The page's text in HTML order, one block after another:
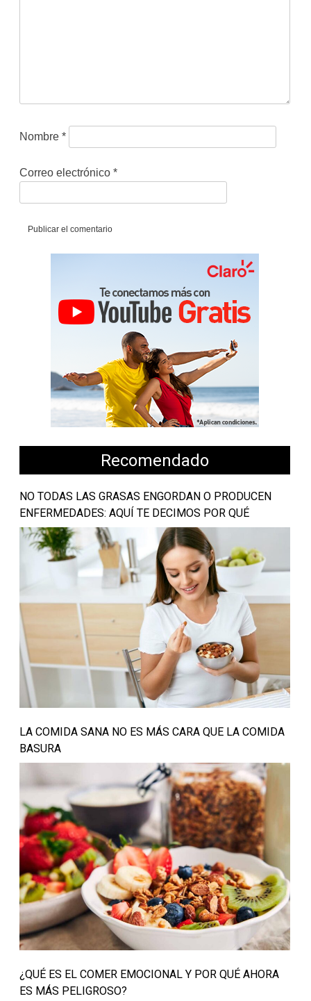
Nombre *
Correo electrónico *
Recomendado
NO TODAS LAS GRASAS ENGORDAN O PRODUCEN
ENFERMEDADES: AQUÍ TE DECIMOS POR QUÉ
LA COMIDA SANA NO ES MÁS CARA QUE LA COMIDA
BASURA
¿QUÉ ES EL COMER EMOCIONAL Y POR QUÉ AHORA
ES MÁS PELIGROSO?